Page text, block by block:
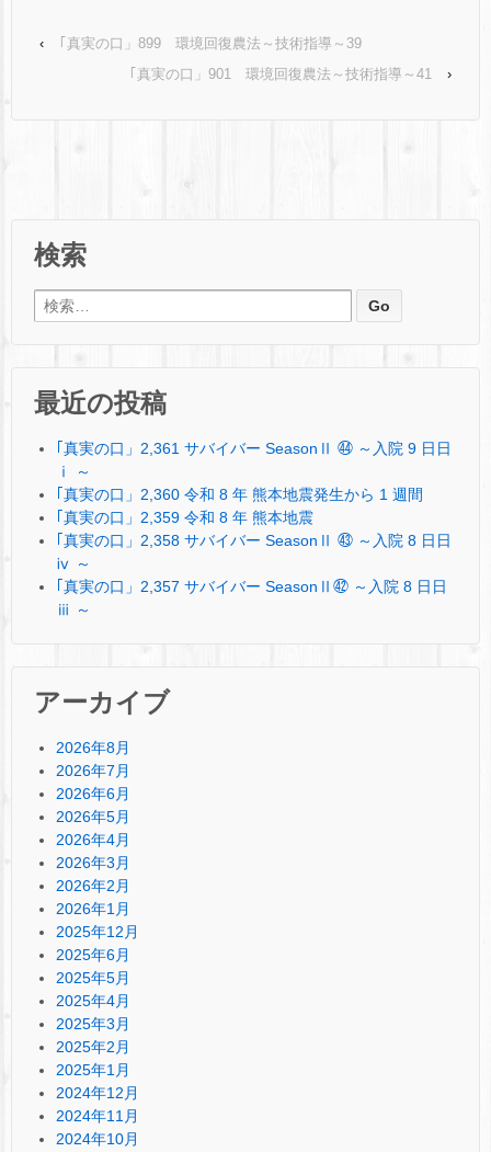
‹
｢真実の口」899 環境回復農法～技術指導～39
｢真実の口」901 環境回復農法～技術指導～41
›
検索
検索:
最近の投稿
｢真実の口」2,361 サバイバー SeasonⅡ ㊹ ～入院 9 日日
ⅰ ～
｢真実の口」2,360 令和 8 年 熊本地震発生から 1 週間
｢真実の口」2,359 令和 8 年 熊本地震
｢真実の口」2,358 サバイバー SeasonⅡ ㊸ ～入院 8 日日
ⅳ ～
｢真実の口」2,357 サバイバー SeasonⅡ㊷ ～入院 8 日日
ⅲ ～
アーカイブ
2026年8月
2026年7月
2026年6月
2026年5月
2026年4月
2026年3月
2026年2月
2026年1月
2025年12月
2025年6月
2025年5月
2025年4月
2025年3月
2025年2月
2025年1月
2024年12月
2024年11月
2024年10月